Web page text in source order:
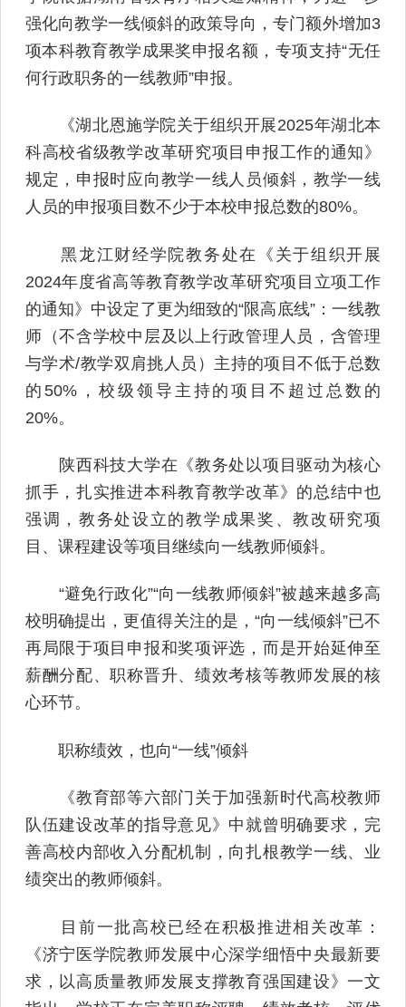
强化向教学一线倾斜的政策导向，专门额外增加3
项本科教育教学成果奖申报名额，专项支持“无任
何行政职务的一线教师”申报。
《湖北恩施学院关于组织开展2025年湖北本
科高校省级教学改革研究项目申报工作的通知》
规定，申报时应向教学一线人员倾斜，教学一线
人员的申报项目数不少于本校申报总数的80%。
黑龙江财经学院教务处在《关于组织开展
2024年度省高等教育教学改革研究项目立项工作
的通知》中设定了更为细致的“限高底线”：一线教
师（不含学校中层及以上行政管理人员，含管理
与学术/教学双肩挑人员）主持的项目不低于总数
的50%，校级领导主持的项目不超过总数的
20%。
陕西科技大学在《教务处以项目驱动为核心
抓手，扎实推进本科教育教学改革》的总结中也
强调，教务处设立的教学成果奖、教改研究项
目、课程建设等项目继续向一线教师倾斜。
“避免行政化”“向一线教师倾斜”被越来越多高
校明确提出，更值得关注的是，“向一线倾斜”已不
再局限于项目申报和奖项评选，而是开始延伸至
薪酬分配、职称晋升、绩效考核等教师发展的核
心环节。
职称绩效，也向“一线”倾斜
《教育部等六部门关于加强新时代高校教师
队伍建设改革的指导意见》中就曾明确要求，完
善高校内部收入分配机制，向扎根教学一线、业
绩突出的教师倾斜。
目前一批高校已经在积极推进相关改革：
《济宁医学院教师发展中心深学细悟中央最新要
求，以高质量教师发展支撑教育强国建设》一文